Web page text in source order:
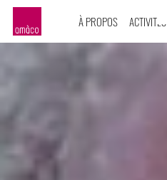
À PROPOS ACTIVITÉS